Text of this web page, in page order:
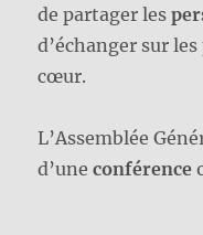
de partager les
d’échanger sur
cœur.
L’Assemblée
d’uneconférence